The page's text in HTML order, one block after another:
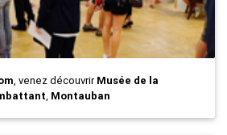
, venez découvrirMusée de la
, Montauban